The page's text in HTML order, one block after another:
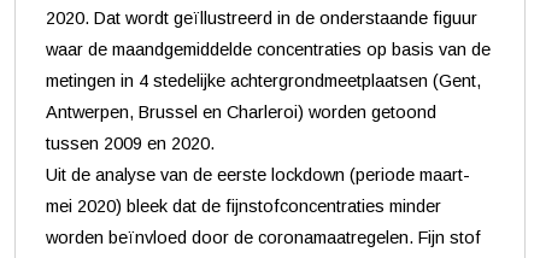
2020. Dat wordt geïllustreerd in de onderstaande figuur
waar de maandgemiddelde concentraties op basis van de
metingen in 4 stedelijke achtergrondmeetplaatsen (Gent,
Antwerpen, Brussel en Charleroi) worden getoond
tussen 2009 en 2020.
Uit de analyse van de eerste lockdown (periode maart-
mei 2020) bleek dat de fijnstofconcentraties minder
worden beïnvloed door de coronamaatregelen. Fijn stof